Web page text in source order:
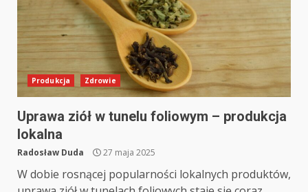
Produkcja Zdrowie
Uprawa ziół w tunelu foliowym – produkcja
lokalna
Radosław Duda 27 maja 2025
W dobie rosnącej popularności lokalnych produktów,